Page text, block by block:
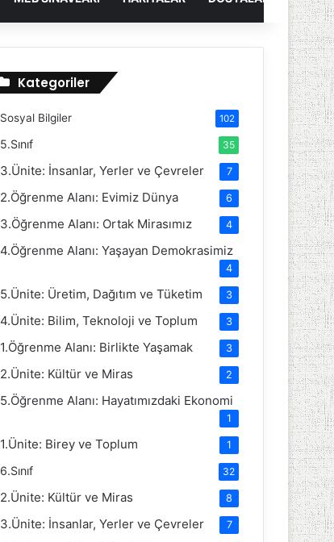
Kategoriler
Sosyal Bilgiler 102
5.Sınıf 35
3.Ünite: İnsanlar, Yerler ve Çevreler 7
2.Öğrenme Alanı: Evimiz Dünya 6
3.Öğrenme Alanı: Ortak Mirasımız 4
4.Öğrenme Alanı: Yaşayan Demokrasimiz
4
5.Ünite: Üretim, Dağıtım ve Tüketim 3
4.Ünite: Bilim, Teknoloji ve Toplum 3
1.Öğrenme Alanı: Birlikte Yaşamak 3
2.Ünite: Kültür ve Miras 2
5.Öğrenme Alanı: Hayatımızdaki Ekonomi
1
1.Ünite: Birey ve Toplum 1
6.Sınıf 32
2.Ünite: Kültür ve Miras 8
3.Ünite: İnsanlar, Yerler ve Çevreler 7